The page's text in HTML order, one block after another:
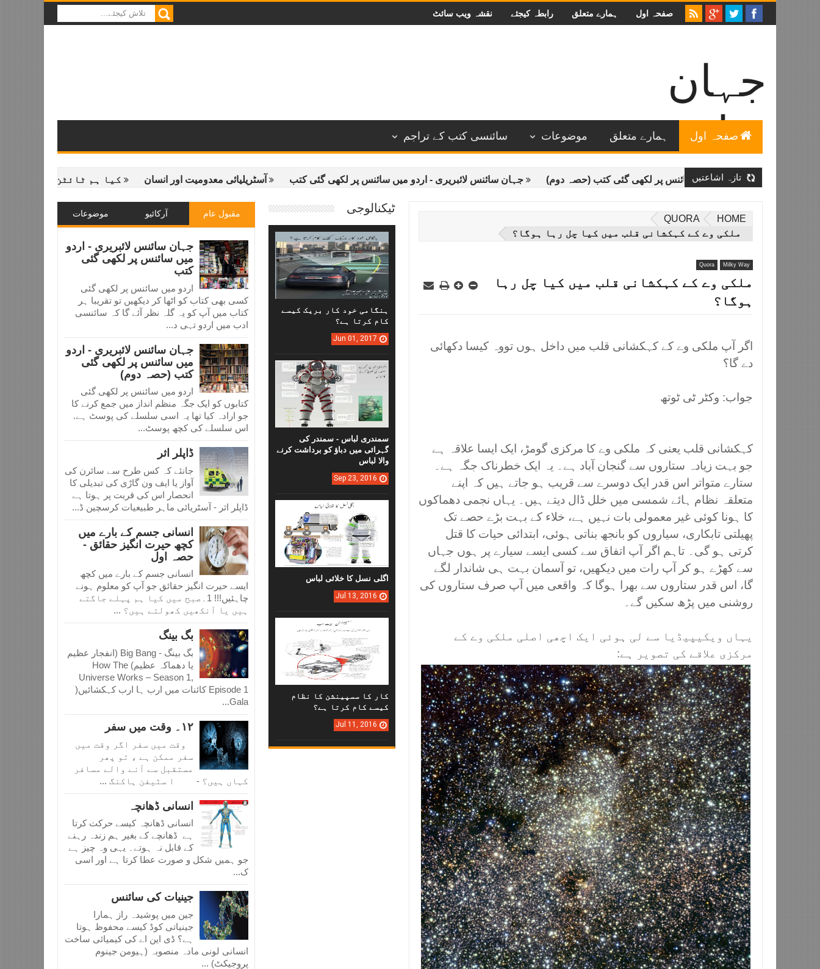
صفحہ اول ہمارے متعلق رابطہ کیجئے نقشہ ویب سائٹ
جہان
سائنس
صفحہ اول ہمارے متعلق موضوعات سائنسی کتب کے تراجم
تازہ اشاعتیں
لائبریری - اردو میں سائنس پر لکھی گئی کتب (حصہ دوم) جہان سائنس لائبریری - اردو میں سائنس پر لکھی گئی کتب آسٹریلیائی معدومیت اور انسان کیا ہم ٹائٹن پر زندہ رہ سکتے
HOME
QUORA
ملکی وے کے کہکشانی قلب میں کیا چل رہا ہوگا؟
Milky Way
Quora
ملکی وے کے کہکشانی قلب میں کیا چل رہا
ہوگا؟
اگر آپ ملکی وے کے کہکشانی قلب میں داخل ہوں تووہ کیسا دکھائی
دے گا؟
جواب: وکٹر ٹی ٹوتھ
کہکشانی قلب یعنی کہ ملکی وے کا مرکزی گومڑ، ایک ایسا علاقہ ہے
جو بہت زیادہ ستاروں سے گنجان آباد ہے۔ یہ ایک خطرناک جگہ ہے۔
ستارے متواتر اس قدر ایک دوسرے سے قریب ہو جاتے ہیں کہ اپنے
متعلقہ نظام ہائے شمسی میں خلل ڈال دیتے ہیں۔ یہاں نجمی دھماکوں
کا ہونا کوئی غیر معمولی بات نہیں ہے، خلاء کے بہت بڑے حصے تک
پھیلتی تابکاری، سیاروں کو بانجھ بناتی ہوئی، ابتدائی حیات کا قتل
کرتی ہو گی۔ تاہم اگر آپ اتفاق سے کسی ایسے سیارے پر ہوں جہاں
سے کھڑے ہو کر آپ رات میں دیکھیں، تو آسمان بہت ہی شاندار لگے
گا، اس قدر ستاروں سے بھرا ہوگا کہ واقعی میں آپ صرف ستاروں کی
روشنی میں پڑھ سکیں گے۔
یہاں ویکیپیڈیا سے لی ہوئی ایک اچھی اصلی ملکی وے کے
مرکزی علاقے کی تصویر ہے:
مقبول عام آرکائیو موضوعات
جہان سائنس لائبریری - اردو
میں سائنس پر لکھی گئی
کتب
اردو میں سائنس پر لکھی گئی
کسی بھی کتاب کو اٹھا کر دیکھیں تو تقریبا ہر
کتاب میں آپ کو یہ گلہ نظر آئے گا کہ سائنسی
ادب میں اردو تہی د...
جہان سائنس لائبریری - اردو
میں سائنس پر لکھی گئی
کتب (حصہ دوم)
اردو میں سائنس پر لکھی گئی
کتابوں کو ایک جگہ منظم انداز میں جمع کرنے کا
جو ارادہ کیا تھا یہ اسی سلسلے کی پوسٹ ہے.
اس سلسلے کی کچھ پوسٹ...
ڈاپلر اثر
جانئے کہ کس طرح سے سائرن کی
آواز یا ایف ون گاڑی کی تبدیلی کا
انحصار اس کی قربت پر ہوتا ہے
ڈاپلر اثر - آسٹریائی ماہر طبیعیات کرسچین ڈ...
انسانی جسم کے بارے میں
کچھ حیرت انگیز حقائق -
حصہ اول
انسانی جسم کے بارے میں کچھ
ایسے حیرت انگیز حقائق جو آپ کو معلوم ہونے
چاہئیں!!! 1۔صبح میں کیا ہم پہلے جاگتے
ہیں یا آنکھیں کھولتے ہیں؟ ...
بگ بینگ
بگ بینگ - Big Bang (انفجار عظیم
یا دھماکہ عظیم) How The
Universe Works – Season 1,
Episode 1 کائنات میں ارب ہا ارب کہکشائیں(
Gala...
١٢۔ وقت میں سفر
وقت میں سفر اگر وقت میں
سفر ممکن ہے ، تو پھر
مستقبل سے آنے والے مسافر
کہاں ہیں؟ - ا سٹیفن ہاکنگ ...
انسانی ڈھانچہ
انسانی ڈھانچہ کیسے حرکت کرتا
ہے ڈھانچے کے بغیر ہم زندہ رہنے
کے قابل نہ ہوتے۔ یہی وہ چیز ہے
جو ہمیں شکل و صورت عطا کرتا ہے اور اسی
ک...
جینیات کی سائنس
جین میں پوشیدہ راز ہمارا
جینیاتی کوڈ کیسے محفوظ ہوتا
ہے؟ ڈی این اے کی کیمیائی ساخت
انسانی لونی مادہ منصوبہ (ہیومن جینوم
پروجیکٹ) ...
ٹیکنالوجی
ہنگامی خود کار بریک کیسے
کام کرتا ہے؟
Jun 01, 2017
سمندری لباس - سمندر کی
گہرائی میں دباؤ کو برداشت کرنے
والا لباس
Sep 23, 2016
اگلی نسل کا خلائی لباس
Jul 13, 2016
کار کا سسپینشن کا نظام
کیسے کام کرتا ہے؟
Jul 11, 2016